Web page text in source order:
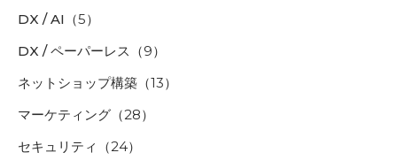
DX / AI （5）
DX / ペーパーレス （9）
ネットショップ構築 （13）
マーケティング （28）
セキュリティ
（24）